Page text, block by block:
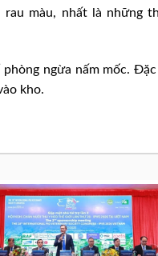
màu, nhất là những
ngừa nấm mốc.
kho.